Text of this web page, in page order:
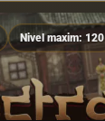
Nivel maxim: 120